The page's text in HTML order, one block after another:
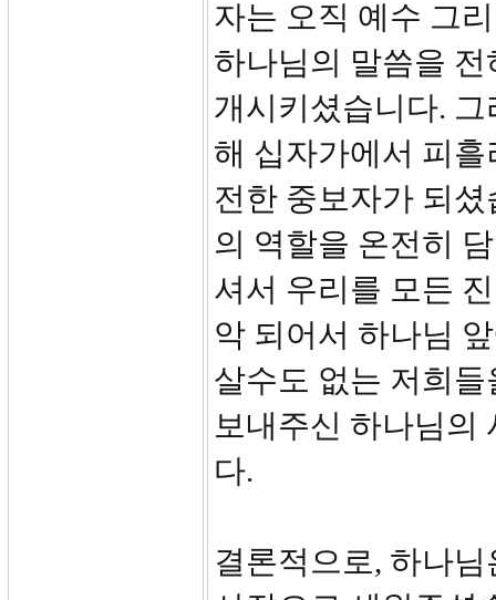
자는 오직 예수 그
하나님의 말씀을
개시키셨습니다.
해 십자가에서 피
전한 중보자가 되
의 역할을 온전히
셔서 우리를 모든
악 되어서 하나님
살수도 없는 저희
보내주신 하나님의
다.
결론적으로, 하나